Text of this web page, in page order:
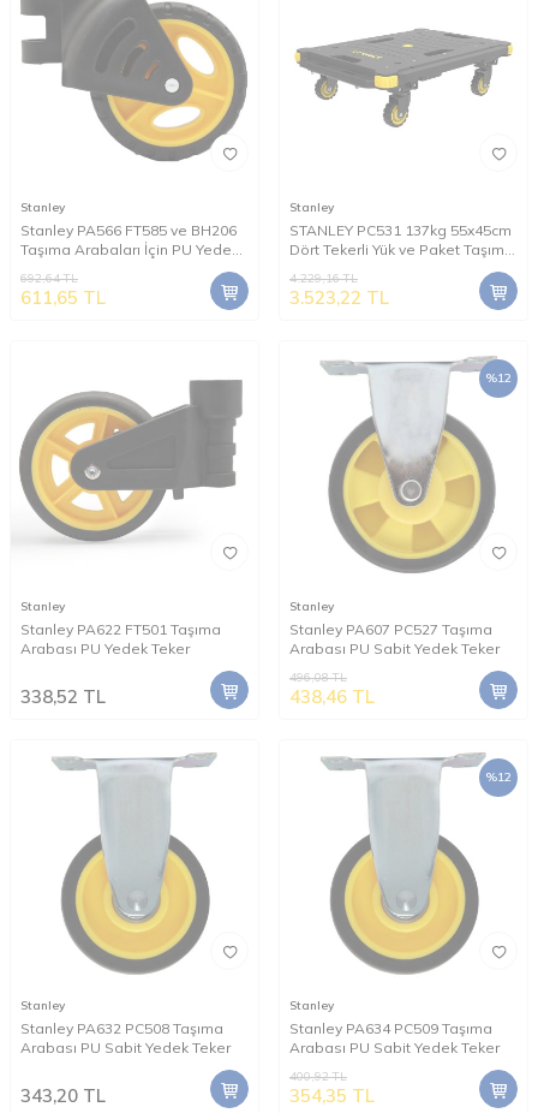
Stanley
Stanley PA566 FT585 ve BH206
Taşıma Arabaları İçin PU Yedek
692,64TL
611,65 TL
Stanley
STANLEY PC531 137kg 55x45cm
Dört Tekerli Yük ve Paket Taşıma
4.229,16TL
3.523,22 TL
Stanley
Stanley PA622 FT501 Taşıma
Arabası PU Yedek Teker
338,52 TL
%12
Stanley
Stanley PA607 PC527 Taşıma
Arabası PU Sabit Yedek Teker
496,08TL
438,46 TL
Stanley
Stanley PA632 PC508 Taşıma
Arabası PU Sabit Yedek Teker
343,20 TL
%12
Stanley
Stanley PA634 PC509 Taşıma
Arabası PU Sabit Yedek Teker
400,92TL
354,35 TL